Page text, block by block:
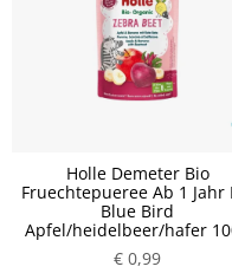
Holle Demeter Bio
Fruechtepueree Ab 1 Jahr
Blue Bird
Apfel/heidelbeer/hafer
€ 0,99